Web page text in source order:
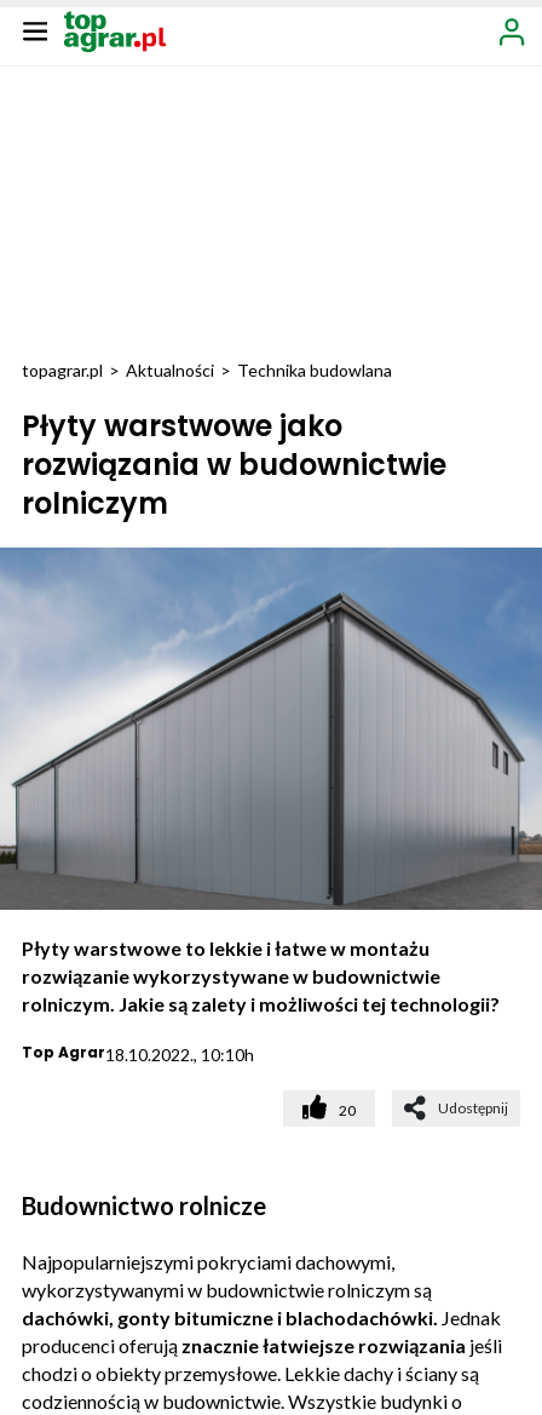
topagrar.pl > Aktualności > Technika budowlana
Płyty warstwowe jako
rozwiązania w budownictwie
rolniczym
Płyty warstwowe to lekkie i łatwe w montażu
rozwiązanie wykorzystywane w budownictwie
rolniczym. Jakie są zalety i możliwości tej technologii?
Top Agrar18.10.2022., 10:10h
20 Udostępnij
Budownictwo rolnicze
Najpopularniejszymi pokryciami dachowymi,
wykorzystywanymi w budownictwie rolniczym są
dachówki, gonty bitumiczne i blachodachówki. Jednak
producenci oferują znacznie łatwiejsze rozwiązania jeśli
chodzi o obiekty przemysłowe. Lekkie dachy i ściany są
codziennością w budownictwie. Wszystkie budynki o